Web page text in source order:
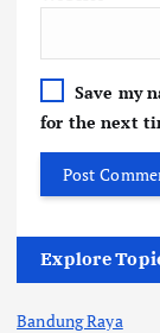
Save my
for the next
Explore
Bandung Raya